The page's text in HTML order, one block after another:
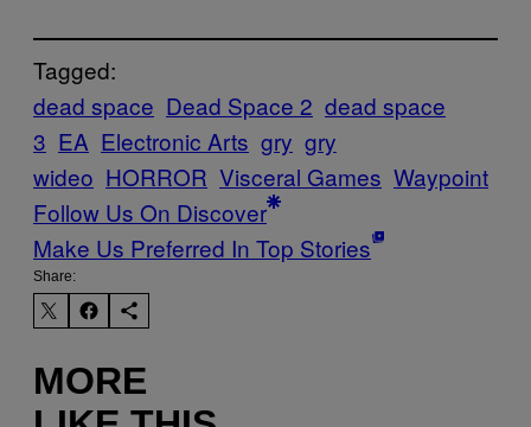
Tagged:
dead space Dead Space 2 dead space
3 EA Electronic Arts gry gry
wideo HORROR Visceral Games Waypoint
Follow Us On Discover
Make Us Preferred In Top Stories
Share:
MORE